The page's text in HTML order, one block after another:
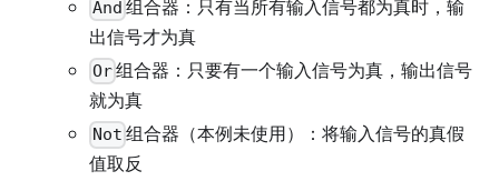
And 组合器：只有当所有输入信号都为真时，输
出信号才为真
Or组合器：只要有一个输入信号为真，输出信号
就为真
Not 组合器（本例未使用）：将输入信号的真假
值取反